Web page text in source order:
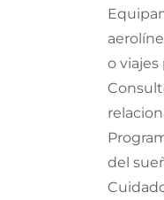
o viajes
del